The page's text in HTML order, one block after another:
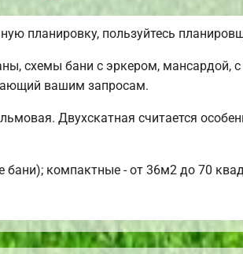
планировку, пользуйтесь
схемы бани с эркером, мансардой,
вашим запросам.
Двухскатная считается
компактные - от 36м2 до 70